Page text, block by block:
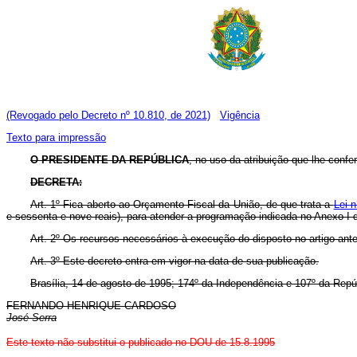
(Revogado pelo Decreto nº 10.810, de 2021)
Vigência
Texto para impressão
O PRESIDENTE DA REPÚBLICA, no uso da atribuição que lhe
DECRETA:
Art. 1º Fica aberto ao Orçamento Fiscal da União, de que trata aLei
e sessenta e nove reais), para atender a programação indicada no Anexo I
Art. 2º Os recursos necessários à execução do disposto no artigo
Art. 3º Este decreto entra em vigor na data de sua publicação.
Brasília, 14 de agosto de 1995; 174º da Independência e 107º da
FERNANDO HENRIQUE CARDOSO
José Serra
Este texto não substitui o publicado no DOU de 15.8.1995